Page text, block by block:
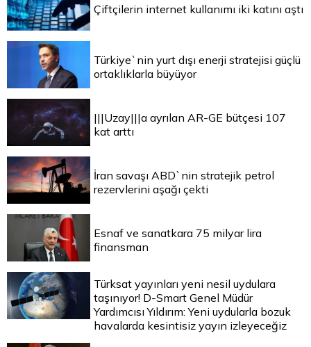
Çiftçilerin internet kullanımı iki katını aştı
Türkiye`nin yurt dışı enerji stratejisi güçlü
ortaklıklarla büyüyor
|||Uzay|||a ayrılan AR-GE bütçesi 107
kat arttı
İran savaşı ABD`nin stratejik petrol
rezervlerini aşağı çekti
Esnaf ve sanatkara 75 milyar lira
finansman
Türksat yayınları yeni nesil uydulara
taşınıyor! D-Smart Genel Müdür
Yardımcısı Yıldırım: Yeni uydularla bozuk
havalarda kesintisiz yayın izleyeceğiz